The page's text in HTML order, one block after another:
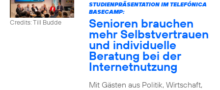
Credits: Till Budde
STUDIENPRÄSENTATION IM TELEFÓNICA
BASECAMP:
Senioren brauchen
mehr Selbstvertrauen
und individuelle
Beratung bei der
Internetnutzung
Mit Gästen aus Politik, Wirtschaft,